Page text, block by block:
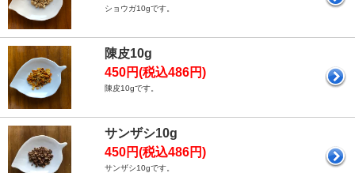
ショウガ10gです。
陳皮10g
450円(税込486円)
陳皮10gです。
サンザシ10g
450円(税込486円)
サンザシ10gです。